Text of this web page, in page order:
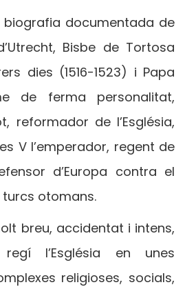
biografia documentada de
Bisbe de Tortosa
dies (1516-1523) i Papa
de ferma personalitat,
reformador de l’Església,
V l’emperador, regent de
d’Europa contra el
otomans.
breu, accidentat i intens,
l’Església en unes
religioses, socials,